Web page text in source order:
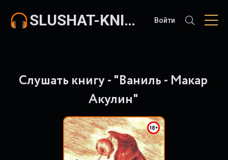
SLUSHAT-KNIGI.COM Войти
Слушать книгу - "Ваниль - Макар
Акулин"